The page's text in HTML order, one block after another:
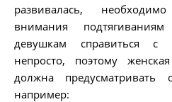
развивалась,
внимания
девушкам справиться с
непросто, поэтому
должна предусматривать
например: